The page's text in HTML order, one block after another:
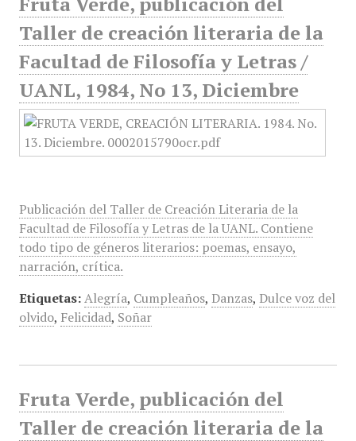
Taller de creación literaria de la
Facultad de Filosofía y Letras /
UANL, 1984, No 13, Diciembre
Publicación del Taller de Creación Literaria de la
Facultad de Filosofía y Letras de la UANL. Contiene
todo tipo de géneros literarios: poemas, ensayo,
narración, crítica.
Etiquetas: Alegría, Cumpleaños, Danzas, Dulce voz del
olvido, Felicidad, Soñar
Fruta Verde, publicación del
Taller de creación literaria de la